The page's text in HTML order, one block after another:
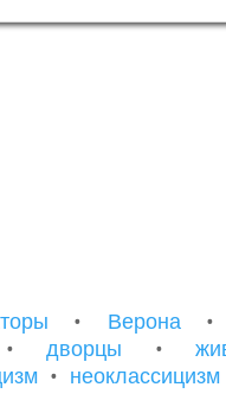
ухоженным парком.
• Верона •
дворцы •
• неоклассицизм